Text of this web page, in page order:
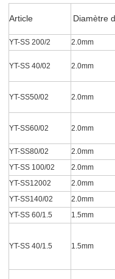
Article Diamètre
YT-SS 200/2 2.0mm
YT-SS 40/02 2.0mm
YT-SS50/02 2.0mm
YT-SS60/02 2.0mm
YT-SS80/02 2.0mm
YT-SS 100/02 2.0mm
YT-SS12002 2.0mm
YT-SS140/02 2.0mm
YT-SS 60/1.5 1.5mm
YT-SS 40/1.5 1.5mm